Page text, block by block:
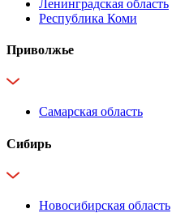
Ленинградская область
Республика Коми
Приволжье
Самарская область
Сибирь
Новосибирская область